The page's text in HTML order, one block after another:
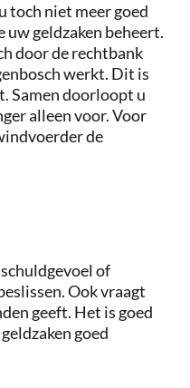
toch niet meer goed
uw geldzaken beheert.
door de rechtbank
werkt. Dit is
Samen doorloopt u
alleen voor. Voor
de
of
Ook vraagt
geeft. Het is goed
goed